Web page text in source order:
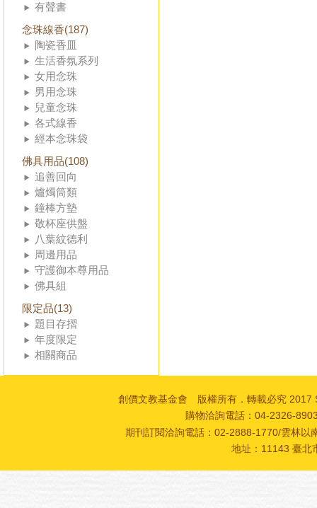
有聲書
念珠線香(187)
陶瓷香皿
生活香氛系列
女用念珠
男用念珠
兒童念珠
各式線香
經本念珠袋
佛具用品(108)
追善回向
爐燭筒類
鐘棒方墊
敬杯座供盤
八葉紋德利
周邊用品
守護御本尊用品
佛具組
限定品(13)
題目存摺
年度限定
相關商品
創價文教基金會 版權所有．轉載必究 2017
購物洽詢電話：04-2326-
期刊訂閱洽詢電話：02-2888-1770/雲林
地址：11143 臺北